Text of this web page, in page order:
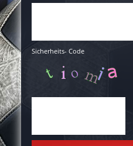
Sicherheits- Code